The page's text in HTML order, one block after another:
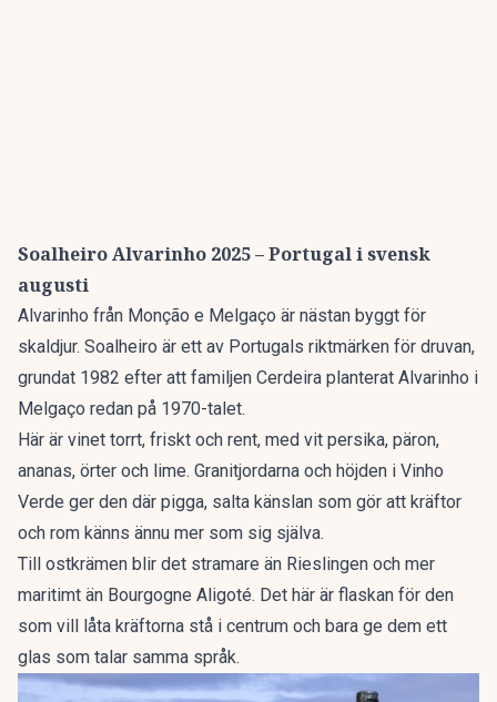
Soalheiro Alvarinho 2025 – Portugal i svensk
augusti
Alvarinho från Monção e Melgaço är nästan byggt för
skaldjur. Soalheiro är ett av Portugals riktmärken för druvan,
grundat 1982 efter att familjen Cerdeira planterat Alvarinho i
Melgaço redan på 1970-talet.
Här är vinet torrt, friskt och rent, med vit persika, päron,
ananas, örter och lime. Granitjordarna och höjden i Vinho
Verde ger den där pigga, salta känslan som gör att kräftor
och rom känns ännu mer som sig själva.
Till ostkrämen blir det stramare än Rieslingen och mer
maritimt än Bourgogne Aligoté. Det här är flaskan för den
som vill låta kräftorna stå i centrum och bara ge dem ett
glas som talar samma språk.